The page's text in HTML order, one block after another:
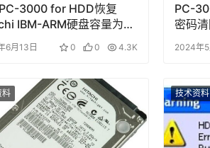
3000 for HDD恢复
IBM-ARM硬盘容量为
的数据
6月13日 0 0 4.3K
PC-
密码
2024年
料 技术资料